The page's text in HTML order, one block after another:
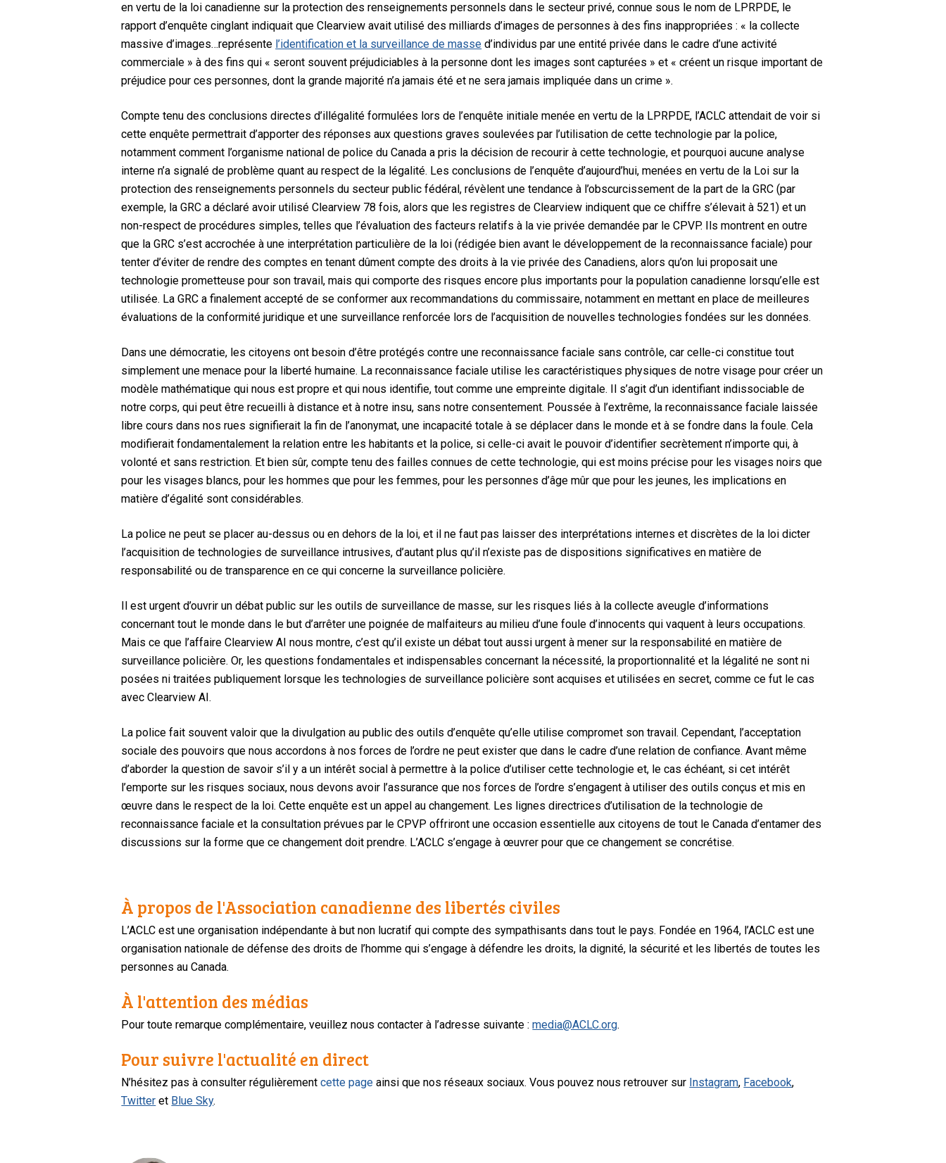
en vertu de la loi canadienne sur la protection des renseignements personnels dans le secteur privé, connue sous le nom de LPRPDE, le
rapport d’enquête cinglant indiquait que Clearview avait utilisé des milliards d’images de personnes à des fins inappropriées : « la collecte
massive d’images…représente l’identification et la surveillance de masse d’individus par une entité privée dans le cadre d’une activité
commerciale » à des fins qui « seront souvent préjudiciables à la personne dont les images sont capturées » et « créent un risque important de
préjudice pour ces personnes, dont la grande majorité n’a jamais été et ne sera jamais impliquée dans un crime ».
Compte tenu des conclusions directes d’illégalité formulées lors de l’enquête initiale menée en vertu de la LPRPDE, l’ACLC attendait de voir si
cette enquête permettrait d’apporter des réponses aux questions graves soulevées par l’utilisation de cette technologie par la police,
notamment comment l’organisme national de police du Canada a pris la décision de recourir à cette technologie, et pourquoi aucune analyse
interne n’a signalé de problème quant au respect de la légalité. Les conclusions de l’enquête d’aujourd’hui, menées en vertu de la Loi sur la
protection des renseignements personnels du secteur public fédéral, révèlent une tendance à l’obscurcissement de la part de la GRC (par
exemple, la GRC a déclaré avoir utilisé Clearview 78 fois, alors que les registres de Clearview indiquent que ce chiffre s’élevait à 521) et un
non-respect de procédures simples, telles que l’évaluation des facteurs relatifs à la vie privée demandée par le CPVP. Ils montrent en outre
que la GRC s’est accrochée à une interprétation particulière de la loi (rédigée bien avant le développement de la reconnaissance faciale) pour
tenter d’éviter de rendre des comptes en tenant dûment compte des droits à la vie privée des Canadiens, alors qu’on lui proposait une
technologie prometteuse pour son travail, mais qui comporte des risques encore plus importants pour la population canadienne lorsqu’elle est
utilisée. La GRC a finalement accepté de se conformer aux recommandations du commissaire, notamment en mettant en place de meilleures
évaluations de la conformité juridique et une surveillance renforcée lors de l’acquisition de nouvelles technologies fondées sur les données.
Dans une démocratie, les citoyens ont besoin d’être protégés contre une reconnaissance faciale sans contrôle, car celle-ci constitue tout
simplement une menace pour la liberté humaine. La reconnaissance faciale utilise les caractéristiques physiques de notre visage pour créer un
modèle mathématique qui nous est propre et qui nous identifie, tout comme une empreinte digitale. Il s’agit d’un identifiant indissociable de
notre corps, qui peut être recueilli à distance et à notre insu, sans notre consentement. Poussée à l’extrême, la reconnaissance faciale laissée
libre cours dans nos rues signifierait la fin de l’anonymat, une incapacité totale à se déplacer dans le monde et à se fondre dans la foule. Cela
modifierait fondamentalement la relation entre les habitants et la police, si celle-ci avait le pouvoir d’identifier secrètement n’importe qui, à
volonté et sans restriction. Et bien sûr, compte tenu des failles connues de cette technologie, qui est moins précise pour les visages noirs que
pour les visages blancs, pour les hommes que pour les femmes, pour les personnes d’âge mûr que pour les jeunes, les implications en
matière d’égalité sont considérables.
La police ne peut se placer au-dessus ou en dehors de la loi, et il ne faut pas laisser des interprétations internes et discrètes de la loi dicter
l’acquisition de technologies de surveillance intrusives, d’autant plus qu’il n’existe pas de dispositions significatives en matière de
responsabilité ou de transparence en ce qui concerne la surveillance policière.
Il est urgent d’ouvrir un débat public sur les outils de surveillance de masse, sur les risques liés à la collecte aveugle d’informations
concernant tout le monde dans le but d’arrêter une poignée de malfaiteurs au milieu d’une foule d’innocents qui vaquent à leurs occupations.
Mais ce que l’affaire Clearview AI nous montre, c’est qu’il existe un débat tout aussi urgent à mener sur la responsabilité en matière de
surveillance policière. Or, les questions fondamentales et indispensables concernant la nécessité, la proportionnalité et la légalité ne sont ni
posées ni traitées publiquement lorsque les technologies de surveillance policière sont acquises et utilisées en secret, comme ce fut le cas
avec Clearview AI.
La police fait souvent valoir que la divulgation au public des outils d’enquête qu’elle utilise compromet son travail. Cependant, l’acceptation
sociale des pouvoirs que nous accordons à nos forces de l’ordre ne peut exister que dans le cadre d’une relation de confiance. Avant même
d’aborder la question de savoir s’il y a un intérêt social à permettre à la police d’utiliser cette technologie et, le cas échéant, si cet intérêt
l’emporte sur les risques sociaux, nous devons avoir l’assurance que nos forces de l’ordre s’engagent à utiliser des outils conçus et mis en
œuvre dans le respect de la loi. Cette enquête est un appel au changement. Les lignes directrices d’utilisation de la technologie de
reconnaissance faciale et la consultation prévues par le CPVP offriront une occasion essentielle aux citoyens de tout le Canada d’entamer des
discussions sur la forme que ce changement doit prendre. L’ACLC s’engage à œuvrer pour que ce changement se concrétise.
À propos de l'Association canadienne des libertés civiles
L’ACLC est une organisation indépendante à but non lucratif qui compte des sympathisants dans tout le pays. Fondée en 1964, l’ACLC est une
organisation nationale de défense des droits de l’homme qui s’engage à défendre les droits, la dignité, la sécurité et les libertés de toutes les
personnes au Canada.
À l'attention des médias
Pour toute remarque complémentaire, veuillez nous contacter à l’adresse suivante :media@ACLC.org.
Pour suivre l'actualité en direct
N’hésitez pas à consulter régulièrementcette page ainsi que nos réseaux sociaux. Vous pouvez nous retrouver sur Instagram, Facebook,
Twitter et Blue Sky.